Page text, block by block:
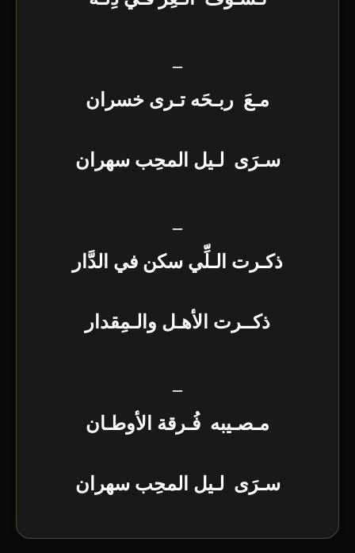
مـعَ ربـحَه تـرى خسران
سـرَى لـيل المحِب سهران
ذكـرت الـلِّي سكن في الدَّار
ذكــرت الأهـل والـمِقدار
مـصـيبه فُـرقة الأوطـان
سـرَى لـيل المحِب سهران